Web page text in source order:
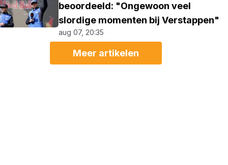
beoordeeld: "Ongewoon veel
slordige momenten bij Verstappen"
aug 07, 20:35
Meer artikelen